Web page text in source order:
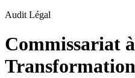
Audit Légal
Commissariat
Transformation